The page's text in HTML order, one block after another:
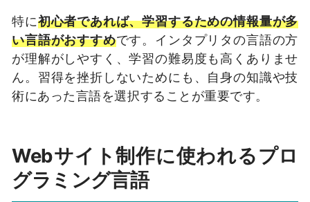
特に初心者であれば、学習するための情報量が多
い言語がおすすめです。インタプリタの言語の方
が理解がしやすく、学習の難易度も高くありませ
ん。習得を挫折しないためにも、自身の知識や技
術にあった言語を選択することが重要です。
Webサイト制作に使われるプロ
グラミング言語